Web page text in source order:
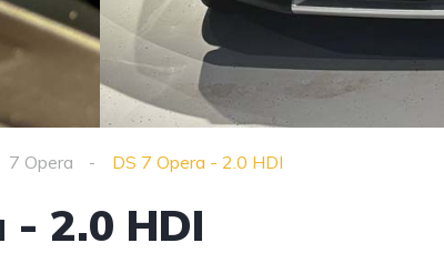
7 Opera DS 7 Opera - 2.0 HDI
- 2.0 HDI